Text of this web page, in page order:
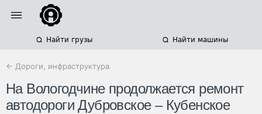
Найти грузы Найти машины
← Дороги, инфраструктура
На Вологодчине продолжается ремонт
автодороги Дубровское – Кубенское